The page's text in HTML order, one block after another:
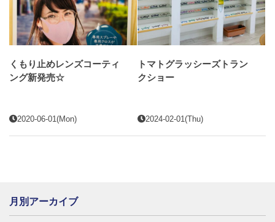
くもり止めレンズコーティ
ング新発売☆
2020-06-01(Mon)
トマトグラッシーズトラン
クショー
2024-02-01(Thu)
月別アーカイブ